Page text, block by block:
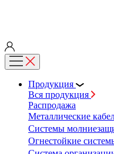
Продукция
Вся продукция
Распродажа
Металлические
Системы
Огнестойкие